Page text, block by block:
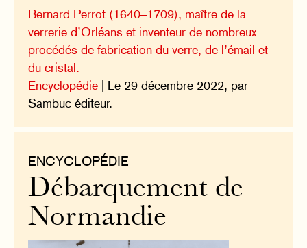
Bernard Perrot (1640–1709), maître de la
verrerie d’Orléans et inventeur de nombreux
procédés de fabrication du verre, de l’émail et
du cristal.
Encyclopédie | Le 29 décembre 2022, par
Sambuc éditeur.
ENCYCLOPÉDIE
Débarquement de
Normandie